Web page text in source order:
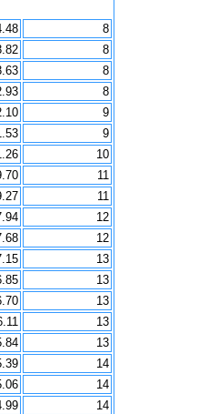
8
8
8
8
9
9
10
11
11
12
12
13
13
13
13
13
14
14
14